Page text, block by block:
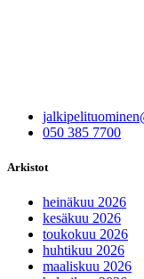
050 385 7700
Arkistot
heinäkuu 2026
kesäkuu 2026
toukokuu 2026
huhtikuu 2026
maaliskuu 2026